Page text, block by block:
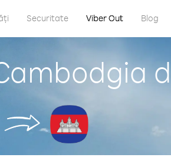
Securitate Viber Out Blog